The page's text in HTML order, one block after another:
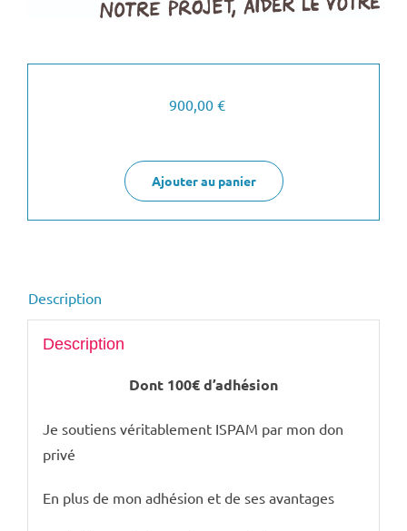
900,00 €
Ajouter au panier
Description
Description
Dont 100€ d’adhésion
Je soutiens véritablement ISPAM par mon don
privé
En plus de mon adhésion et de ses avantages